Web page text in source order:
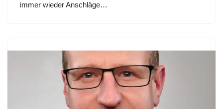
immer wieder Anschläge…